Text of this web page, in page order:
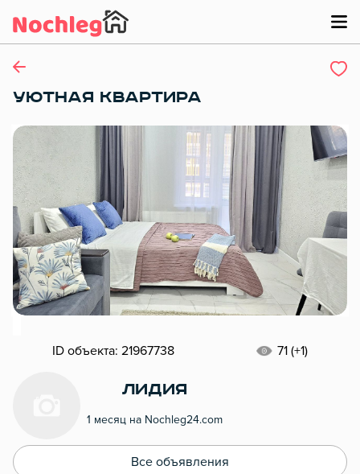
УЮТНАЯ КВАРТИРА
ID объекта: 21967738 71 (+1)
Лидия
1 месяц на Nochleg24.com
Все объявления